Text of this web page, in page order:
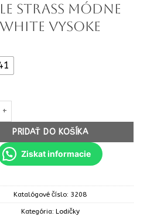
strass módne
white vysoke
Svadobné lodičky biele strass módne
PRIDAŤ DO KOŠÍKA
Ziskat informacie
Katalógové číslo: 3208
Kategória: Lodičky